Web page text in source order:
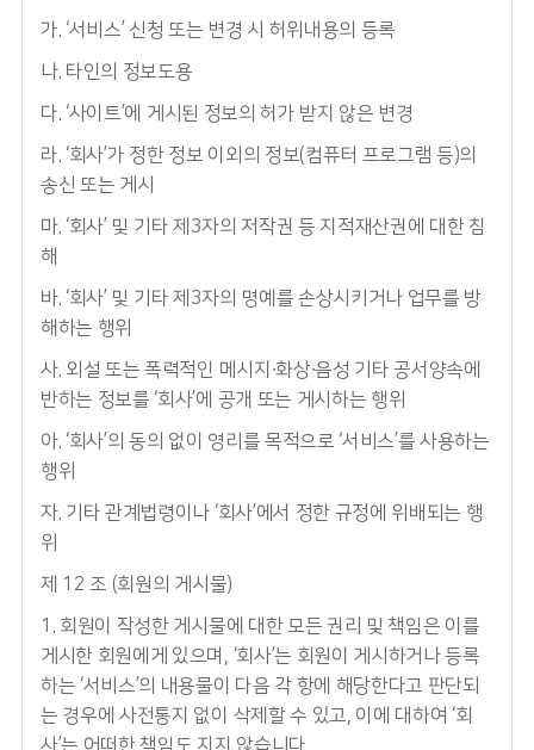
가. ‘서비스’ 신청 또는 변경 시 허위내용의 등록
나. 타인의 정보도용
다. ‘사이트’에 게시된 정보의 허가 받지 않은 변경
라. ‘회사’가 정한 정보 이외의 정보(컴퓨터 프로그램 등)의
송신 또는 게시
마. ‘회사’ 및 기타 제3자의 저작권 등 지적재산권에 대한 침
해
바. ‘회사’ 및 기타 제3자의 명예를 손상시키거나 업무를 방
해하는 행위
사. 외설 또는 폭력적인 메시지∙화상∙음성 기타 공서양속에
반하는 정보를 ‘회사’에 공개 또는 게시하는 행위
아. ‘회사’의 동의 없이 영리를 목적으로 ‘서비스’를 사용하는
행위
자. 기타 관계법령이나 ‘회사’에서 정한 규정에 위배되는 행
위
제 12 조 (회원의 게시물)
1. 회원이 작성한 게시물에 대한 모든 권리 및 책임은 이를
게시한 회원에게 있으며, ‘회사’는 회원이 게시하거나 등록
하는 ‘서비스’의 내용물이 다음 각 항에 해당한다고 판단되
는 경우에 사전통지 없이 삭제할 수 있고, 이에 대하여 ‘회
사’는 어떠한 책임도 지지 않습니다.